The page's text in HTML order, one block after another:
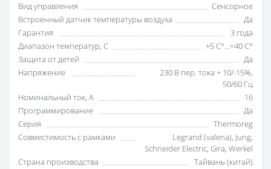
Вид управления
Сенсорное
Встроенный датчик температуры воздуха
Да
Гарантия
3 года
Диапазон температур, С
+5 С°...+40 С°
Защита от детей
Да
Напряжение
230 В пер. тока + 10/-15%,
50/60 Гц
Номинальный ток, А
16
Программирование
Да
Серия
Thermoreg
Совместимость с рамками
Legrand (valena), Jung,
Schneider Electric, Gira, Werkel
Страна производства
Тайвань (китай)